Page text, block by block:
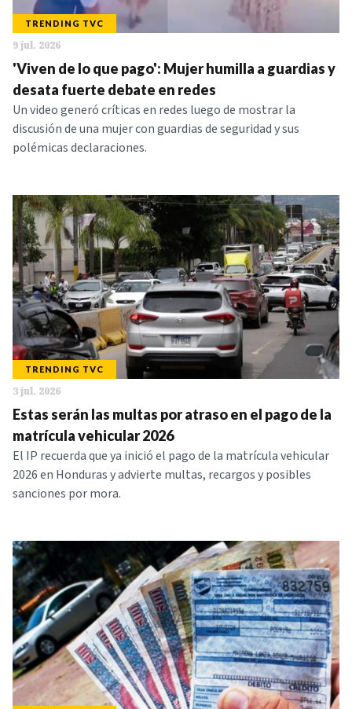
TRENDING TVC
9 jul. 2026
'Viven de lo que pago': Mujer humilla a guardias y
desata fuerte debate en redes
Un video generó críticas en redes luego de mostrar la
discusión de una mujer con guardias de seguridad y sus
polémicas declaraciones.
TRENDING TVC
3 jul. 2026
Estas serán las multas por atraso en el pago de la
matrícula vehicular 2026
El IP recuerda que ya inició el pago de la matrícula vehicular
2026 en Honduras y advierte multas, recargos y posibles
sanciones por mora.